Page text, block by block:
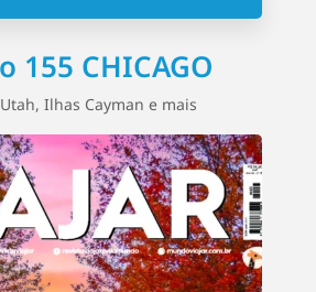
155 CHICAGO
Ilhas Cayman e mais